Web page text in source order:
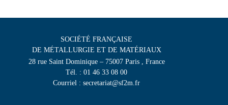
SOCIÉTÉ FRANÇAISE
DE MÉTALLURGIE ET DE MATÉRIAUX
28 rue Saint Dominique – 75007 Paris , France
Tél. : 01 46 33 08 00
Courriel : secretariat@sf2m.fr